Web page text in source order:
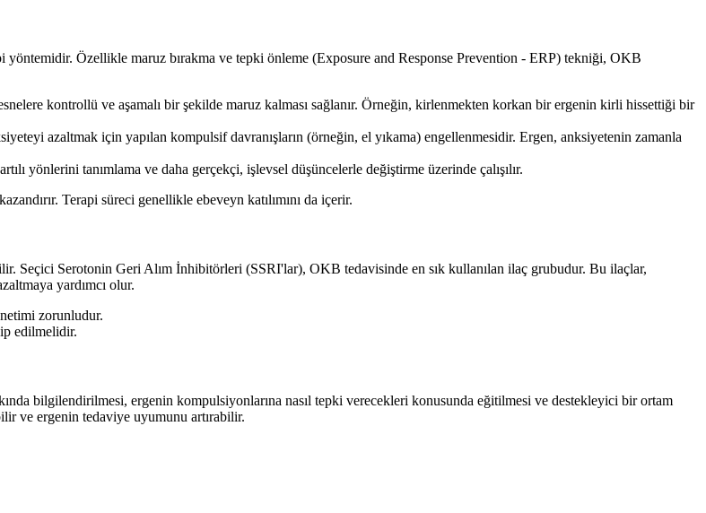
Özellikle maruz bırakma ve tepki önleme (Exposure and Response Prevention - ERP) tekniği, OKB
kontrollü ve aşamalı bir şekilde maruz kalması sağlanır. Örneğin, kirlenmekten korkan bir ergenin kirli hissettiği bir
azaltmak için yapılan kompulsif davranışların (örneğin, el yıkama) engellenmesidir. Ergen, anksiyetenin zamanla
yönlerini tanımlama ve daha gerçekçi, işlevsel düşüncelerle değiştirme üzerinde çalışılır.
Terapi süreci genellikle ebeveyn katılımını da içerir.
Seçici Serotonin Geri Alım İnhibitörleri (SSRI'lar), OKB tedavisinde en sık kullanılan ilaç grubudur. Bu ilaçlar,
yardımcı olur.
zorunludur.
edilmelidir.
bilgilendirilmesi, ergenin kompulsiyonlarına nasıl tepki verecekleri konusunda eğitilmesi ve destekleyici bir ortam
ve ergenin tedaviye uyumunu artırabilir.